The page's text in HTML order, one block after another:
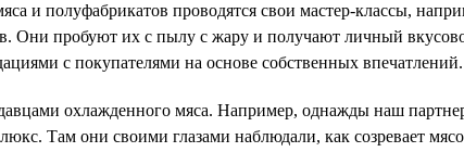
и полуфабрикатов проводятся свои мастер-классы,
Они пробуют их с пылу с жару и получают личный
с покупателями на основе собственных впечатлений.
охлажденного мяса. Например, однажды наш
Там они своими глазами наблюдали, как созревает